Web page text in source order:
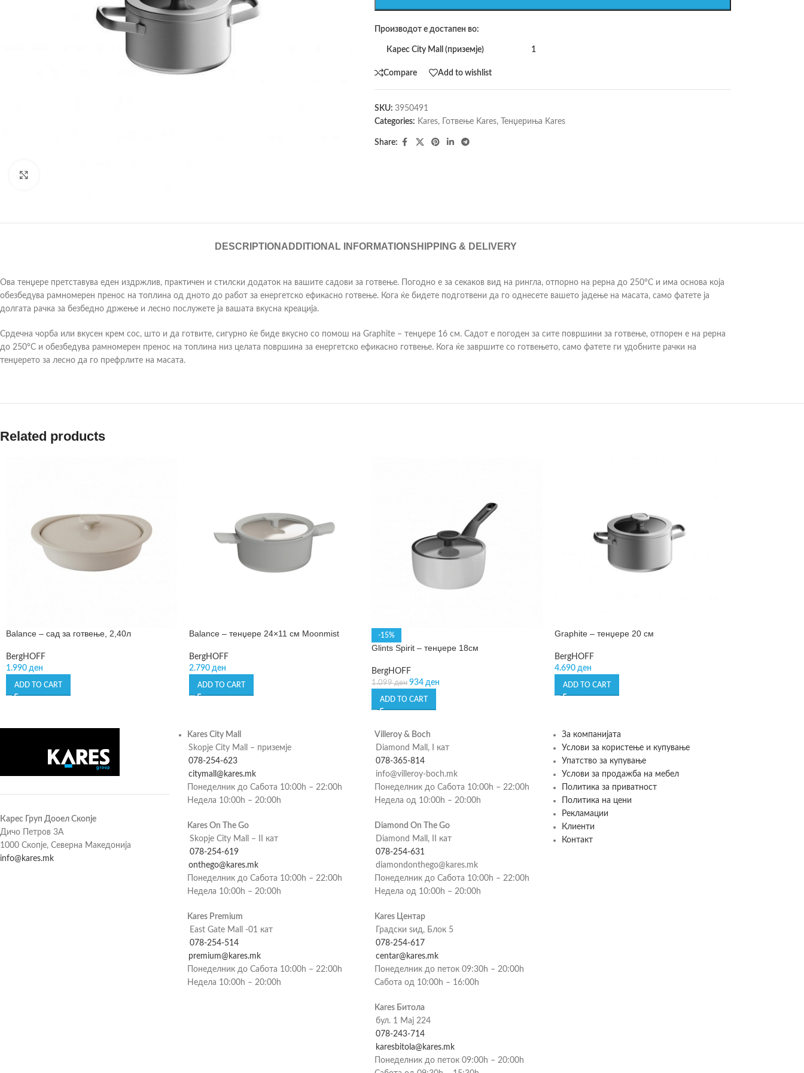
Производот е достапен во:
Карес City Mall (приземје) 1
Compare Add to wishlist
SKU: 3950491
Categories: Kares, Готвење Kares, Тенџериња Kares
Share:
DESCRIPTION ADDITIONAL INFORMATIONSHIPPING & DELIVERY
Ова тенџере претставува еден издржлив, практичен и стилски додаток на вашите садови за готвење. Погодно е за секаков вид на рингла, отпорно на рерна до 250°C и има основа која
обезбедува рамномерен пренос на топлина од дното до работ за енергетско ефикасно готвење. Кога ќе бидете подготвени да го однесете вашето јадење на масата, само фатете ја
долгата рачка за безбедно држење и лесно послужете ја вашата вкусна креација.
Срдечна чорба или вкусен крем сос, што и да готвите, сигурно ќе биде вкусно со помош на Graphite – тенџере 16 см. Садот е погоден за сите површини за готвење, отпорен е на рерна
до 250°C и обезбедува рамномерен пренос на топлина низ целата површина за енергетско ефикасно готвење. Кога ќе завршите со готвењето, само фатете ги удобните рачки на
тенџерето за лесно да го префрлите на масата.
Related products
Balance – сад за готвење, 2,40л
BergHOFF
1.990 ден
ADD TO CART
Balance – тенџере 24×11 см Moonmist
BergHOFF
2.790 ден
ADD TO CART
-15%
Glints Spirit – тенџере 18см
BergHOFF
1.099ден 934 ден
ADD TO CART
Graphite – тенџере 20 см
BergHOFF
4.690 ден
ADD TO CART
Карес Груп Дооел Скопје
Дичо Петров 3А
1000 Скопје, Северна Македонија
info@kares.mk
Kares City Mall
Skopje City Mall – приземје
078-254-623
citymall@kares.mk
Понеделник до Сабота 10:00h – 22:00h
Недела 10:00h – 20:00h
Kares On The Go
Skopje City Mall – II кат
078-254-619
onthego@kares.mk
Понеделник до Сабота 10:00h – 22:00h
Недела 10:00h – 20:00h
Kares Premium
East Gate Mall -01 кат
078-254-514
premium@kares.mk
Понеделник до Сабота 10:00h – 22:00h
Недела 10:00h – 20:00h
Villeroy & Boch
Diamond Mall, I кат
078-365-814
info@villeroy-boch.mk
Понеделник до Сабота 10:00h – 22:00h
Недела од 10:00h – 20:00h
Diamond On The Go
Diamond Mall, II кат
078-254-631
diamondonthego@kares.mk
Понеделник до Сабота 10:00h – 22:00h
Недела од 10:00h – 20:00h
Kares Центар
Градски ѕид, Блок 5
078-254-617
centar@kares.mk
Понеделник до петок 09:30h – 20:00h
Сабота од 10:00h – 16:00h
Kares Битола
бул. 1 Мај 224
078-243-714
karesbitola@kares.mk
Понеделник до петок 09:00h – 20:00h
За компанијата
Услови за користење и купување
Упатство за купување
Услови за продажба на мебел
Политика за приватност
Политика на цени
Рекламации
Клиенти
Контакт